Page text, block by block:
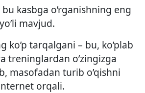
kasbga o’rganishning eng
mavjud.
ko’p tarqalgani – bu, ko’plab
treninglardan o’zingizga
masofadan turib o’qishni
orqali.